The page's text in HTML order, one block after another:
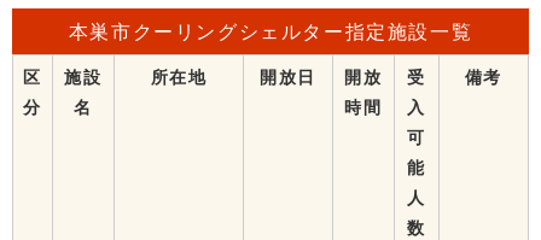
本巣市クーリングシェルター指定施設一覧
区
分
施設
名
所在地 開放日
開放
時間
受
入
可
能
人
数
備考